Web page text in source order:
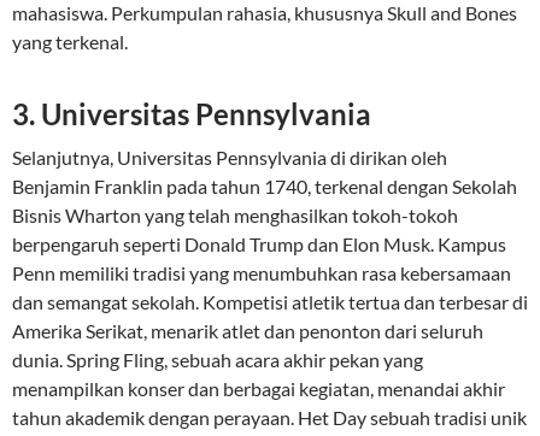
mahasiswa. Perkumpulan rahasia, khususnya Skull and Bones
yang terkenal.
3. Universitas Pennsylvania
Selanjutnya, Universitas Pennsylvania di dirikan oleh
Benjamin Franklin pada tahun 1740, terkenal dengan Sekolah
Bisnis Wharton yang telah menghasilkan tokoh-tokoh
berpengaruh seperti Donald Trump dan Elon Musk. Kampus
Penn memiliki tradisi yang menumbuhkan rasa kebersamaan
dan semangat sekolah. Kompetisi atletik tertua dan terbesar di
Amerika Serikat, menarik atlet dan penonton dari seluruh
dunia. Spring Fling, sebuah acara akhir pekan yang
menampilkan konser dan berbagai kegiatan, menandai akhir
tahun akademik dengan perayaan. Het Day sebuah tradisi unik